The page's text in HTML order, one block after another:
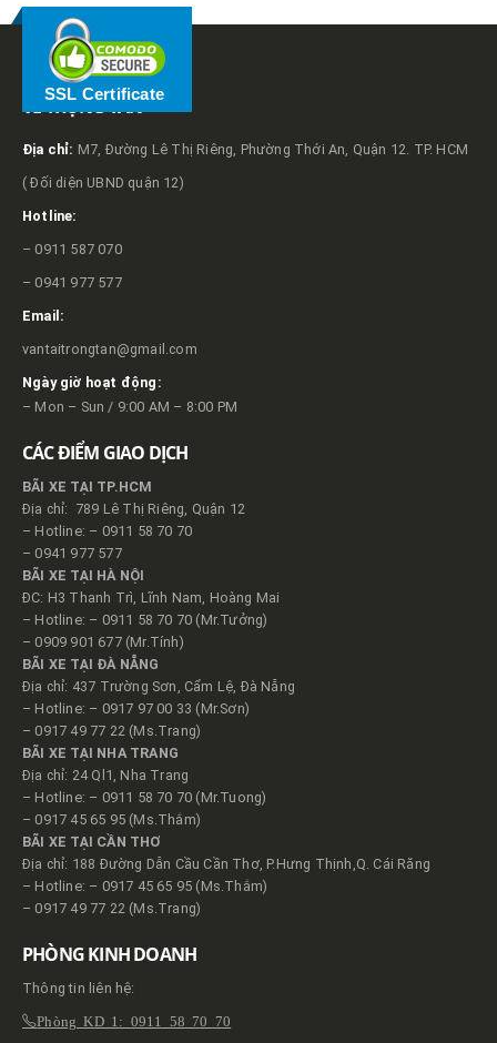
SSL Certificate
VỀ TRỌNG TẤN
Địa chỉ: M7, Đường Lê Thị Riêng, Phường Thới An, Quận 12. TP. HCM
( Đối diện UBND quận 12)
Hotline:
– 0911 587 070
– 0941 977 577
Email:
vantaitrongtan@gmail.com
Ngày giờ hoạt động:
– Mon – Sun / 9:00 AM – 8:00 PM
CÁC ĐIỂM GIAO DỊCH
BÃI XE TẠI TP.HCM
Địa chỉ: 789 Lê Thị Riêng, Quận 12
– Hotline: – 0911 58 70 70
– 0941 977 577
BÃI XE TẠI HÀ NỘI
ĐC: H3 Thanh Trì, Lĩnh Nam, Hoàng Mai
– Hotline: – 0911 58 70 70 (Mr.Tưởng)
– 0909 901 677 (Mr.Tính)
BÃI XE TẠI ĐÀ NẴNG
Địa chỉ: 437 Trường Sơn, Cẩm Lệ, Đà Nẵng
– Hotline: – 0917 97 00 33 (Mr.Sơn)
– 0917 49 77 22 (Ms.Trang)
BÃI XE TẠI NHA TRANG
Địa chỉ: 24 Ql1, Nha Trang
– Hotline: – 0911 58 70 70 (Mr.Tuong)
– 0917 45 65 95 (Ms.Thắm)
BÃI XE TẠI CẦN THƠ
Địa chỉ: 188 Đường Dẫn Cầu Cần Thơ, P.Hưng Thịnh,Q. Cái Răng
– Hotline: – 0917 45 65 95 (Ms.Thắm)
– 0917 49 77 22 (Ms.Trang)
PHÒNG KINH DOANH
Thông tin liên hệ:
Phòng KD 1: 0911 58 70 70